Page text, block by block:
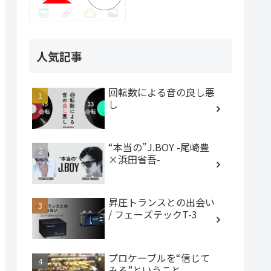
人気記事
回転数による音の良し悪
し
“本当の”J.BOY -尾崎豊
×浜田省吾-
昇圧トランスとの出会い
/ フェーズテックT-3
プロケーブルを“信じて